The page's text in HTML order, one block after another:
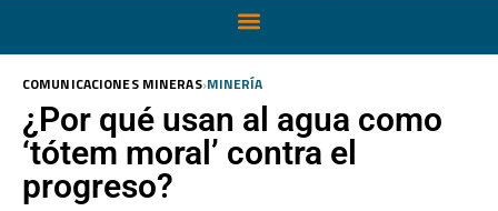
COMUNICACIONES MINERAS›MINERÍA
¿Por qué usan al agua como
‘tótem moral’ contra el
progreso?